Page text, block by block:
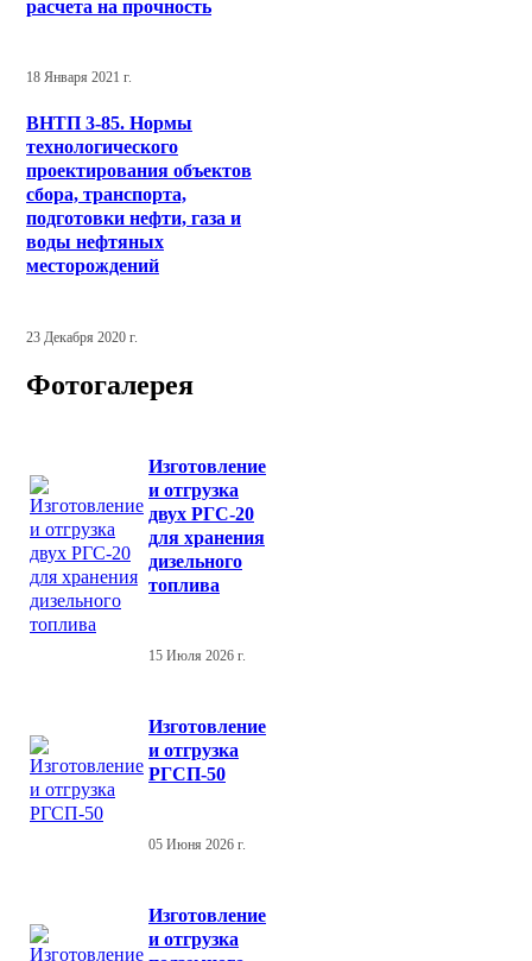
расчета на прочность
18 Января 2021 г.
ВНТП 3-85. Нормы
технологического
проектирования объектов
сбора, транспорта,
подготовки нефти, газа и
воды нефтяных
месторождений
23 Декабря 2020 г.
Фотогалерея
Изготовление
и отгрузка
двух РГС-20
для хранения
дизельного
топлива
15 Июля 2026 г.
Изготовление
и отгрузка
РГСП-50
05 Июня 2026 г.
Изготовление
и отгрузка